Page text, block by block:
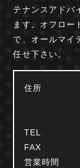
テナンスアドバ
ます。オフロー
で、オールマイ
任せ下さい。
住所
TEL
FAX
営業時間